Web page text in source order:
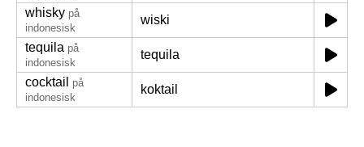
whisky på
indonesisk
wiski
tequila på
indonesisk
tequila
cocktail
på
indonesisk
koktail